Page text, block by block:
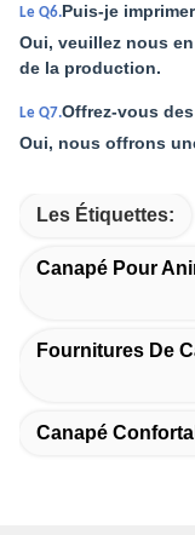
Le Q6.Puis-je
Oui, veuillez nous
de la production.
Le Q7.Offrez-vous
Oui, nous offrons
Les Étiquettes:
Canapé Pour
Fournitures De
Canapé